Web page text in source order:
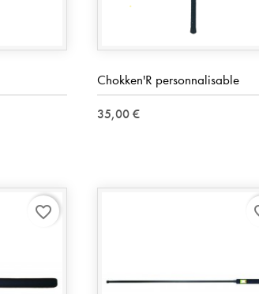
Chokken'R personnalisable
35,00 €
favorite_border